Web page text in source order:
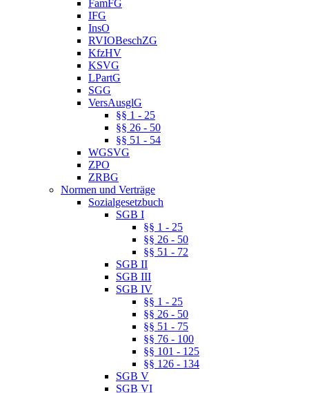
FamFG
IFG
InsO
RVIOBeschZG
KfzHV
KSVG
LPartG
SGG
VersAusglG
§§ 1 - 25
§§ 26 - 50
§§ 51 - 54
WGSVG
ZPO
ZRBG
Normen und Verträge
Sozialgesetzbuch
SGB I
§§ 1 - 25
§§ 26 - 50
§§ 51 - 72
SGB II
SGB III
SGB IV
§§ 1 - 25
§§ 26 - 50
§§ 51 - 75
§§ 76 - 100
§§ 101 - 125
§§ 126 - 134
SGB V
SGB VI